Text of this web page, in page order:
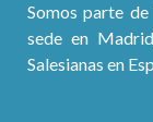
Somos parte
sede en
Salesianas en